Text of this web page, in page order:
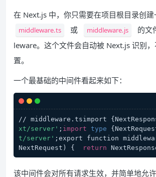
在 Next.js 中，你只需要在项目根目录创建
middleware.ts 或 middleware.js
的文
leware。这个文件会自动被 Next.js 识别
置。
一个最基础的中间件看起来如下：
// middleware.tsimport
xt/server' ; import type
t/server' ;export function
NextRequest) {
return
该中间件会对所有请求生效，并简单地允